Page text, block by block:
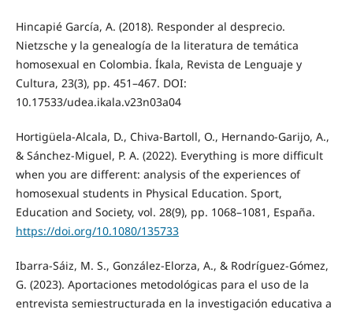
Hincapié García, A. (2018). Responder al desprecio.
Nietzsche y la genealogía de la literatura de temática
homosexual en Colombia. Íkala, Revista de Lenguaje y
Cultura, 23(3), pp. 451–467. DOI:
10.17533/udea.ikala.v23n03a04
Hortigüela-Alcala, D., Chiva-Bartoll, O., Hernando-Garijo, A.,
& Sánchez-Miguel, P. A. (2022). Everything is more difficult
when you are different: analysis of the experiences of
homosexual students in Physical Education. Sport,
Education and Society, vol. 28(9), pp. 1068–1081, España.
https://doi.org/10.1080/135733
Ibarra-Sáiz, M. S., González-Elorza, A., & Rodríguez-Gómez,
G. (2023). Aportaciones metodológicas para el uso de la
entrevista semiestructurada en la investigación educativa a